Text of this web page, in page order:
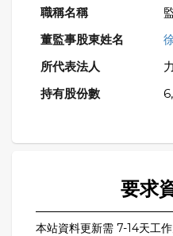
要求
本站資料更新需 7-14天工作